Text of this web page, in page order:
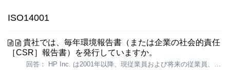
ISO14001
貴社では、毎年環境報告書（または企業の社会的責任
［CSR］報告書）を発行していますか。
回答： HP Inc. は2001年以降、現従業員および将来の従業員、顧客、業界アナリスト、投資家を含む主要なステークホルダーに対し、環境および社会分野における取り組みと進捗に関する詳細な情報を提供してきました。 2025 HPサステナビリティ・プログレスレポートでは、当社のサステナビリティ戦略、実際お...